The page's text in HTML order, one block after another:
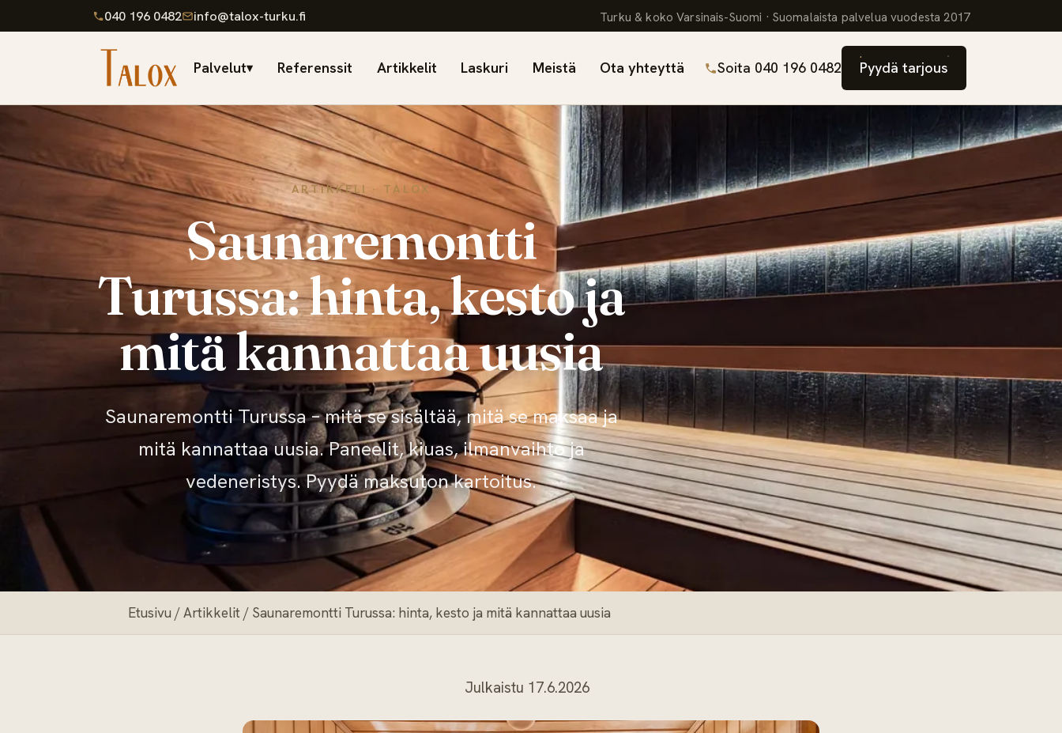
040 196 0482 info@talox-turku.fi Turku & koko Varsinais-Suomi · Suomalaista palvelua vuodesta 2017
Palvelut▾ Referenssit Artikkelit Laskuri Meistä Ota yhteyttä Soita 040 196 0482 Pyydä tarjous
ARTIKKELI · TALOX
Saunaremontti
Turussa: hinta, kesto ja
mitä kannattaa uusia
Saunaremontti Turussa – mitä se sisältää, mitä se maksaa ja
mitä kannattaa uusia. Paneelit, kiuas, ilmanvaihto ja
vedeneristys. Pyydä maksuton kartoitus.
Etusivu /Artikkelit / Saunaremontti Turussa: hinta, kesto ja mitä kannattaa uusia
Julkaistu 17.6.2026